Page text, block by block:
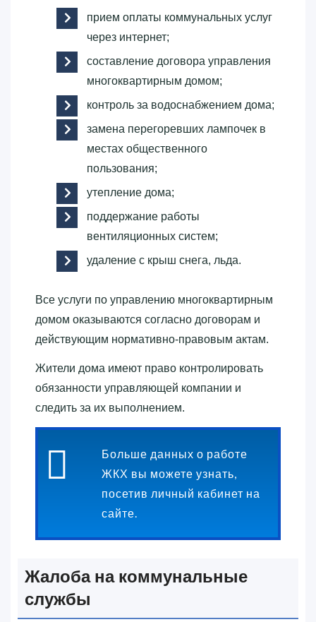
прием оплаты коммунальных услуг
через интернет;
составление договора управления
многоквартирным домом;
контроль за водоснабжением дома;
замена перегоревших лампочек в
местах общественного
пользования;
утепление дома;
поддержание работы
вентиляционных систем;
удаление с крыш снега, льда.
Все услуги по управлению многоквартирным
домом оказываются согласно договорам и
действующим нормативно-правовым актам.
Жители дома имеют право контролировать
обязанности управляющей компании и
следить за их выполнением.
Больше данных о работе
ЖКХ вы можете узнать,
посетив личный кабинет на
сайте.
Жалоба на коммунальные
службы